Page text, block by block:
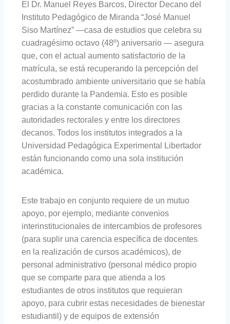
El Dr. Manuel Reyes Barcos, Director Decano del
Instituto Pedagógico de Miranda “José Manuel
Siso Martínez” —casa de estudios que celebra su
cuadragésimo octavo (48º) aniversario — asegura
que, con el actual aumento satisfactorio de la
matrícula, se está recuperando la percepción del
acostumbrado ambiente universitario que se había
perdido durante la Pandemia. Esto es posible
gracias a la constante comunicación con las
autoridades rectorales y entre los directores
decanos. Todos los institutos integrados a la
Universidad Pedagógica Experimental Libertador
están funcionando como una sola institución
académica.
Este trabajo en conjunto requiere de un mutuo
apoyo, por ejemplo, mediante convenios
interinstitucionales de intercambios de profesores
(para suplir una carencia específica de docentes
en la realización de cursos académicos), de
personal administrativo (personal médico propio
que se comparte para que atienda a los
estudiantes de otros institutos que requieran
apoyo, para cubrir estas necesidades de bienestar
estudiantil) y de equipos de extensión